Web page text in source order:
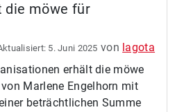
die möwe für
5. Juni 2025 von lagota
erhält die möwe
Marlene Engelhorn mit
beträchtlichen Summe